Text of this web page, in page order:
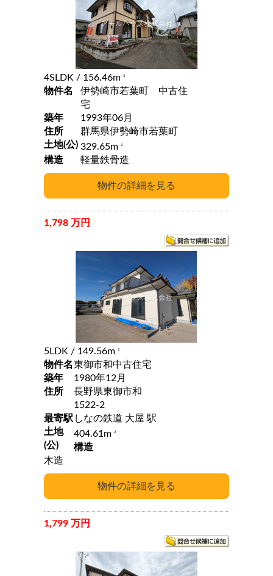
4SLDK / 156.46m 2
物件名
伊勢崎市若葉町 中古住
宅
築年
1993年06月
住所
群馬県伊勢崎市若葉町
土地(公) 329.65m 2
構造 軽量鉄骨造
1,798 万円
5LDK / 149.56m 2
物件名東御市和中古住宅
築年
1980年12月
住所
長野県東御市和
1522-2
最寄駅
しなの鉄道 大屋 駅
土地
(公)
404.61m 2
構造
木造
1,799 万円